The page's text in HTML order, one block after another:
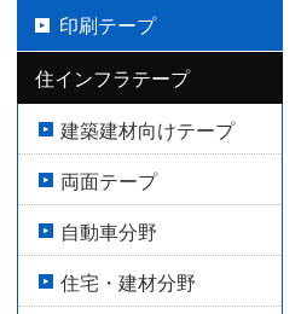
印刷テープ
住インフラテープ
建築建材向けテープ
両面テープ
自動車分野
住宅・建材分野